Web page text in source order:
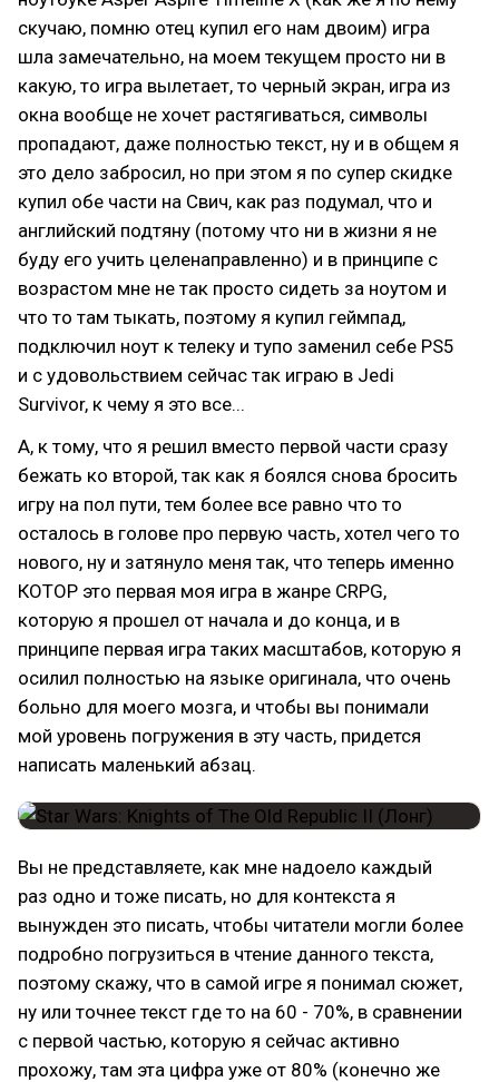
скучаю, помню отец купил его нам двоим) игра
шла замечательно, на моем текущем просто ни в
какую, то игра вылетает, то черный экран, игра из
окна вообще не хочет растягиваться, символы
пропадают, даже полностью текст, ну и в общем я
это дело забросил, но при этом я по супер скидке
купил обе части на Свич, как раз подумал, что и
английский подтяну (потому что ни в жизни я не
буду его учить целенаправленно) и в принципе с
возрастом мне не так просто сидеть за ноутом и
что то там тыкать, поэтому я купил геймпад,
подключил ноут к телеку и тупо заменил себе PS5
и с удовольствием сейчас так играю в Jedi
Survivor, к чему я это все...
А, к тому, что я решил вместо первой части сразу
бежать ко второй, так как я боялся снова бросить
игру на пол пути, тем более все равно что то
осталось в голове про первую часть, хотел чего то
нового, ну и затянуло меня так, что теперь именно
КОТОР это первая моя игра в жанре CRPG,
которую я прошел от начала и до конца, и в
принципе первая игра таких масштабов, которую я
осилил полностью на языке оригинала, что очень
больно для моего мозга, и чтобы вы понимали
мой уровень погружения в эту часть, придется
написать маленький абзац.
Вы не представляете, как мне надоело каждый
раз одно и тоже писать, но для контекста я
вынужден это писать, чтобы читатели могли более
подробно погрузиться в чтение данного текста,
поэтому скажу, что в самой игре я понимал сюжет,
ну или точнее текст где то на 60 - 70%, в сравнении
с первой частью, которую я сейчас активно
прохожу, там эта цифра уже от 80% (конечно же